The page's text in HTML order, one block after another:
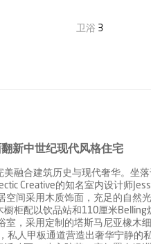
卫浴 3
新中世纪现代风格住宅
融合建筑历史与现代奢华。坐
Creative的知名室内设计师
空间采用木质饰面，充足的自然
橱柜配以饮品站和110厘米
室，采用定制的塔斯马尼亚橡木
私人甲板通道营造出奢华宁静